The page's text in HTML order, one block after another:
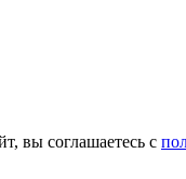
вы соглашаетесь с